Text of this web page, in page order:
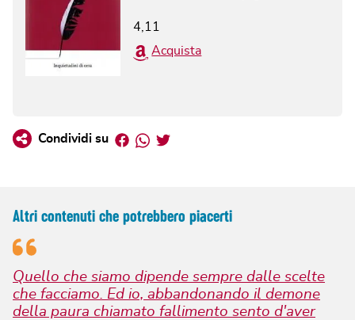
4,11
Acquista
Condividi su Facebook
Whatsapp
Twitter
Altri contenuti che potrebbero piacerti
Quello che siamo dipende sempre dalle scelte
che facciamo. Ed io, abbandonando il demone
della paura chiamato fallimento sento d'aver